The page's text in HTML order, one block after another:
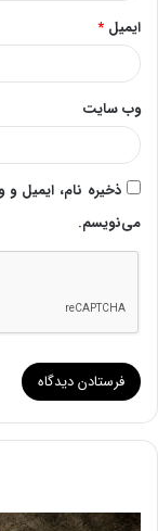
ایمیل *
وب‌ سایت
ذخیره نام، ایمیل
می‌نویسم.